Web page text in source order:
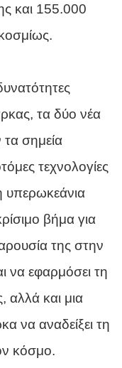
και 155.000
τα δύο νέα
σημεία
τεχνολογίες
υπερωκεάνια
βήμα για
της στην
να εφαρμόσει τη
αλλά και μια
να αναδείξει τη
κόσμο.